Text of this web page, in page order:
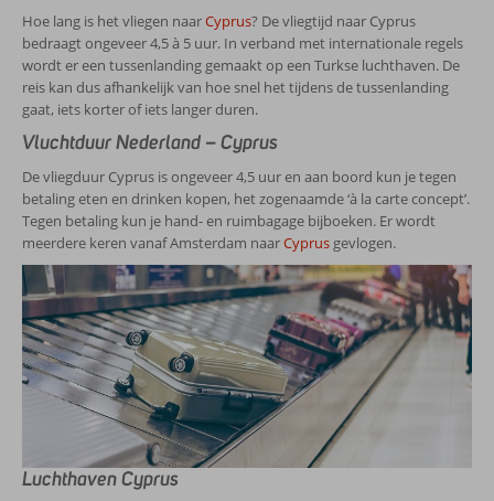
Hoe lang is het vliegen naarCyprus? De vliegtijd naar Cyprus
bedraagt ongeveer 4,5 à 5 uur. In verband met internationale regels
wordt er een tussenlanding gemaakt op een Turkse luchthaven. De
reis kan dus afhankelijk van hoe snel het tijdens de tussenlanding
gaat, iets korter of iets langer duren.
Vluchtduur Nederland – Cyprus
De vliegduur Cyprus is ongeveer 4,5 uur en aan boord kun je tegen
betaling eten en drinken kopen, het zogenaamde ‘à la carte concept’.
Tegen betaling kun je hand- en ruimbagage bijboeken. Er wordt
meerdere keren vanaf Amsterdam naarCyprus gevlogen.
Luchthaven Cyprus